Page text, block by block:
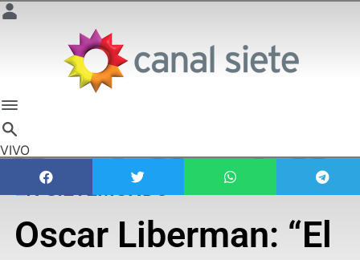
VIVO
EN SIETEMUNDO
Oscar Liberman: “El